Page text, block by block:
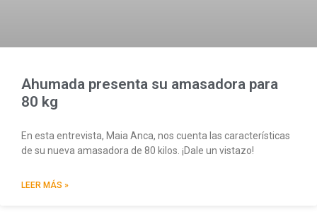
Ahumada presenta su amasadora para
80 kg
En esta entrevista, Maia Anca, nos cuenta las características
de su nueva amasadora de 80 kilos. ¡Dale un vistazo!
LEER MÁS »